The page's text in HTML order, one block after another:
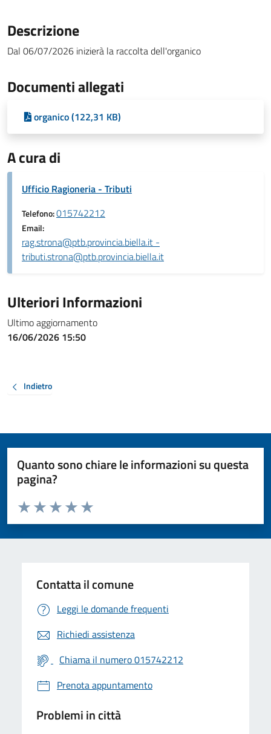
Descrizione
Dal 06/07/2026 inizierà la raccolta dell'organico
Documenti allegati
organico (122,31 KB)
A cura di
Ufficio Ragioneria - Tributi
Telefono:015742212
Email:
rag.strona@ptb.provincia.biella.it -
tributi.strona@ptb.provincia.biella.it
Ulteriori Informazioni
Ultimo aggiornamento
16/06/2026 15:50
Indietro
Quanto sono chiare le informazioni su questa
pagina?
Valuta da 1 a 5 stelle la pagina
Valuta 5 stelle su 5
Valuta 4 stelle su 5
Valuta 3 stelle su 5
Valuta 2 stelle su 5
Valuta 1 stelle su 5
Contatta il comune
Leggi le domande frequenti
Richiedi assistenza
Chiama il numero 015742212
Prenota appuntamento
Problemi in città